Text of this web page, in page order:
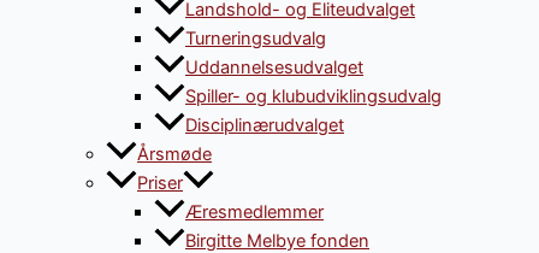
Landshold- og Eliteudvalget
Turneringsudvalg
Uddannelsesudvalget
Spiller- og klubudviklingsudvalg
Disciplinærudvalget
Årsmøde
Priser
Æresmedlemmer
Birgitte Melbye fonden